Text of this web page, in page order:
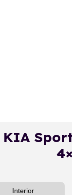
KIA
Interior